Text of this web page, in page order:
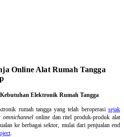
Online Alat Rumah Tangga
Elektronik Rumah Tangga
rumah tanggayang telah beroperasisejak
omnichannel online dan ritel produk-produk alat
ke berbagai sektor, mulai dari penjualan end